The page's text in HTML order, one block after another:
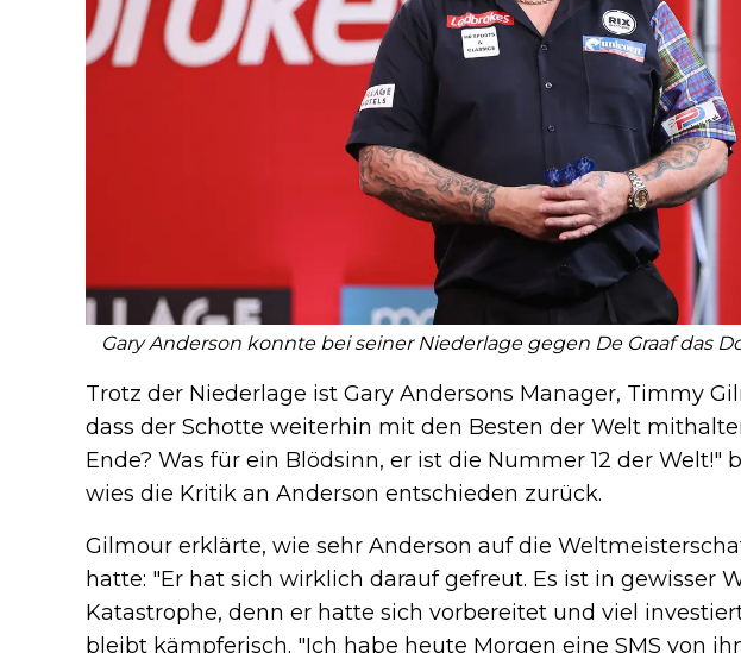
Gary Anderson konnte bei seiner Niederlage gegen De Graaf das
Trotz der Niederlage ist Gary Andersons Manager, Timmy
dass der Schotte weiterhin mit den Besten der Welt
Ende? Was für ein Blödsinn, er ist die Nummer 12 der Welt!"
wies die Kritik an Anderson entschieden zurück.
Gilmour erklärte, wie sehr Anderson auf die
hatte: "Er hat sich wirklich darauf gefreut. Es ist in gewisser
Katastrophe, denn er hatte sich vorbereitet und viel
bleibt kämpferisch. "Ich habe heute Morgen eine SMS von